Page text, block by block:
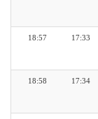
17:33
18:57
17:34
18:58